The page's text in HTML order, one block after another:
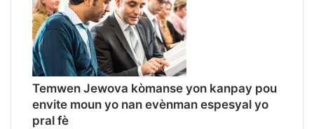
Temwen Jewova kòmanse yon kanpay pou
envite moun yo nan evènman espesyal yo
pral fè